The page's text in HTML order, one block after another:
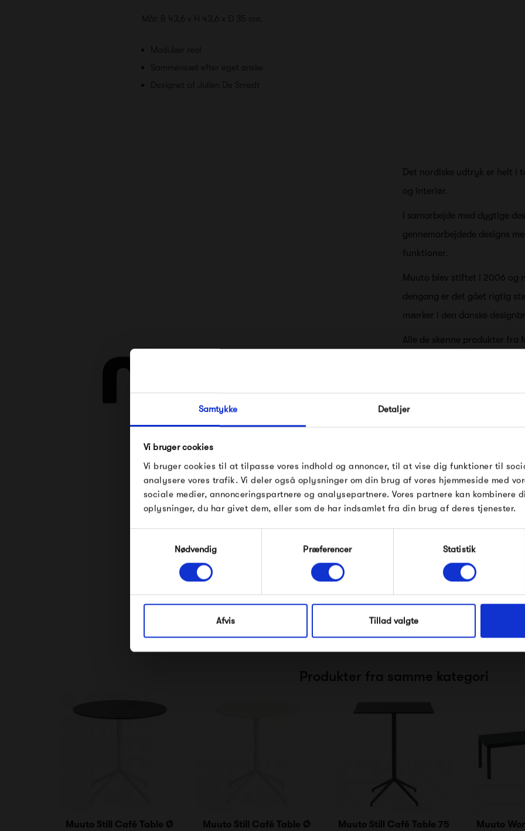
Samtykke Detaljer
Vi bruger cookies
Vi bruger cookies til at tilpasse vores indhold og annoncer, til at vise dig funktioner til
analysere vores trafik. Vi deler også oplysninger om din brug af vores hjemmeside med
sociale medier, annonceringspartnere og analysepartnere. Vores partnere kan kombinere
oplysninger, du har givet dem, eller som de har indsamlet fra din brug af deres tjenester.
Nødvendig
Præferencer Statistik
Afvis Tillad valgte
Mål: B 43,6 x H 43,6 x D 35 cm.
Modulær reol
Sammensæt efter eget ønske
Designet af Julien De Smedt
Se alle varer fra Muuto
Det nordiske udtryk er helt i
og interiør.
I samarbejde med dygtige
gennemarbejdede designs
funktioner.
Muuto blev stiftet i 2006 og
dengang er det gået rigtig
mærker i den danske
Alle de skønne produkter fra
udtryk med sine stærke
Blandt de allermest kendte
træknager The Dots, salt-
Mange af produkterne fra
får frihed til at udfolde sig
også tit ses i de mange
Muutos holdning til at
kommer også til udtryk i
designstuderende og
Muutos sortiment, da der
Muuto Talent Award har
innovative Pull Lamp.
Produkter fra samme kategori
Muuto Still Café Table Ø
Muuto Still Café Table Ø
Muuto Still Café Table 75
Muuto
FÅ 10% PÅ DIN NÆSTE
Gælder ikke på produkter fra Fermob,
Pop og i forvejen nedsatte produkter.
Modtag velkomstrabat
*Ved at tilmelde dig accepterer du at modtage e-
Nej tak, jeg ønsker ikke rabat.